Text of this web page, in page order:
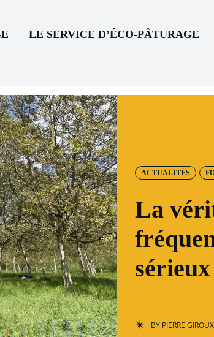
LE SERVICE D’ÉCO-PÂTURAGE
ACTUALITÉS
La
BY PIERRE GIROUX